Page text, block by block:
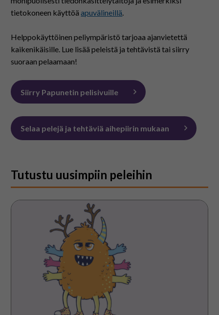
På svenska
In English
tietokoneen käyttöäapuvälineillä
Helppokäyttöinen peliympäristö tarjoaa ajanvietettä
kaikenikäisille. Lue lisää peleistä ja tehtävistä tai siirry
suoraan pelaamaan!
Siirry Papunetin pelisivuille
Selaa pelejä ja tehtäviä aihepiirin mukaan
Tutustu uusimpiin peleihin